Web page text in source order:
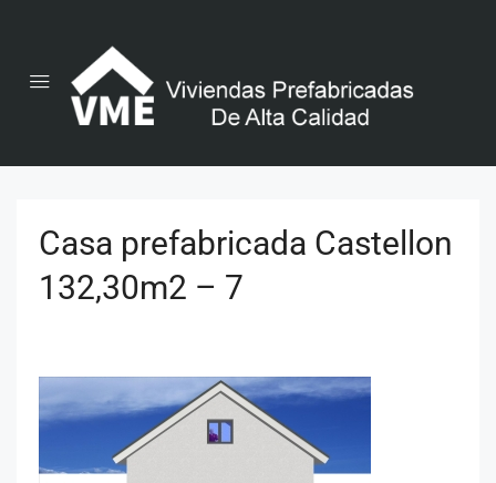
Casa prefabricada Castellon
132,30m2 – 7